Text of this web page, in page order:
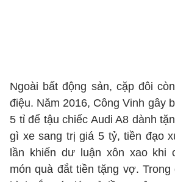
Ngoài bất động sản, cặp đôi
điệu. Năm 2016, Công Vinh gây
5 tỉ để tậu chiếc Audi A8 dành
gì xe sang trị giá 5 tỷ, tiền đạo
lần khiến dư luận xôn xao khi
món quà đắt tiền tặng vợ.